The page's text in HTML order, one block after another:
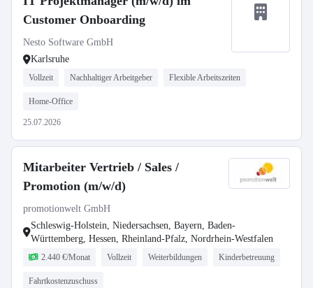
Customer Onboarding
Nesto Software GmbH
Karlsruhe
Vollzeit Nachhaltiger Arbeitgeber Flexible Arbeitszeiten
Home-Office
25.07.2026
Mitarbeiter Vertrieb / Sales /
Promotion (m/w/d)
promotionwelt GmbH
Schleswig-Holstein, Niedersachsen, Bayern, Baden-
Württemberg, Hessen, Rheinland-Pfalz, Nordrhein-Westfalen
2.440 €/Monat Vollzeit Weiterbildungen Kinderbetreuung
Fahrtkostenzuschuss